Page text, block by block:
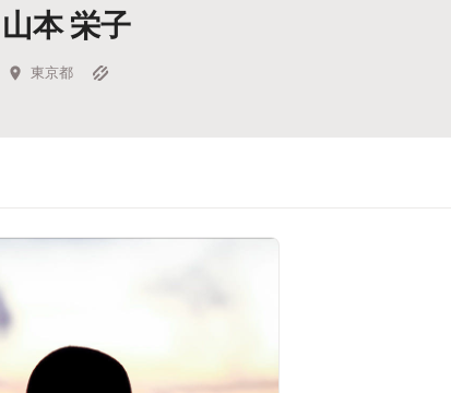
Feature
キュレーターから探す
山本 栄子
東京都